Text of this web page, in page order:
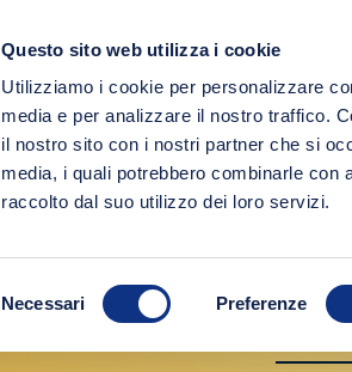
Questo sito web utilizza i cookie
Utilizziamo i cookie per personalizzare
media e per analizzare il nostro traffico.
il nostro sito con i nostri partner che si
media, i quali potrebbero combinarle con
raccolto dal suo utilizzo dei loro servizi.
Necessari Preferenze
COMPANY